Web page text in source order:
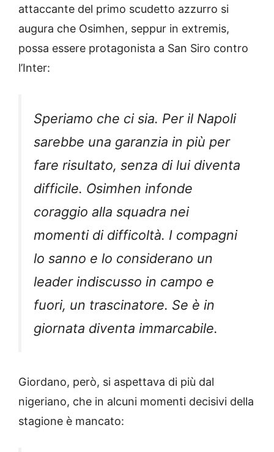
attaccante del primo scudetto azzurro si
augura che Osimhen, seppur in extremis,
possa essere protagonista a San Siro contro
l’Inter:
Speriamo che ci sia. Per il Napoli
sarebbe una garanzia in più per
fare risultato, senza di lui diventa
difficile. Osimhen infonde
coraggio alla squadra nei
momenti di difficoltà. I compagni
lo sanno e lo considerano un
leader indiscusso in campo e
fuori, un trascinatore. Se è in
giornata diventa immarcabile.
Giordano, però, si aspettava di più dal
nigeriano, che in alcuni momenti decisivi della
stagione è mancato: